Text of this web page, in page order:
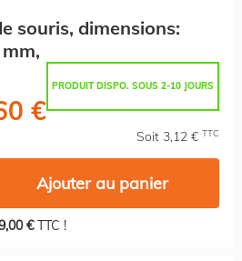
souris, dimensions:
PRODUIT DISPO. SOUS 2-10 JOURS
€
Soit 3,12 € TTC
Ajouter au panier
€TTC !